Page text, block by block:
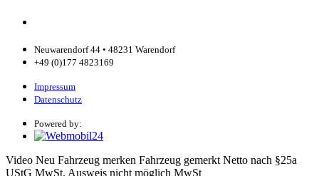
Neuwarendorf 44 • 48231 Warendorf
+49 (0)177 4823169
Impressum
Datenschutz
Powered by:
Video Neu Fahrzeug merken Fahrzeug gemerkt Netto nach §25a
UStG MwSt. Ausweis nicht möglich MwSt